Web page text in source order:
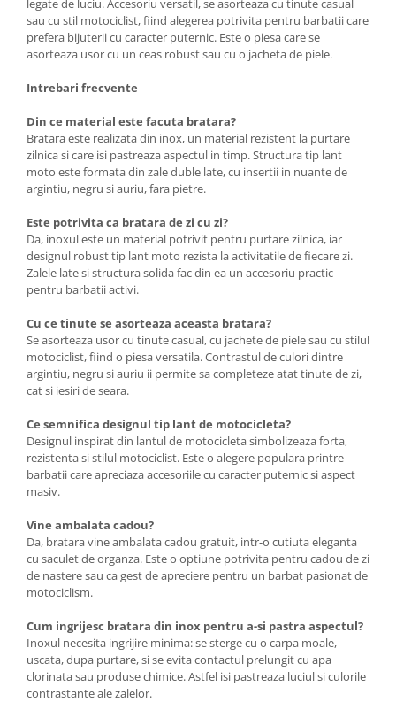
legate de luciu. Accesoriu versatil, se asorteaza cu tinute casual
sau cu stil motociclist, fiind alegerea potrivita pentru barbatii care
prefera bijuterii cu caracter puternic. Este o piesa care se
asorteaza usor cu un ceas robust sau cu o jacheta de piele.
Intrebari frecvente
Din ce material este facuta bratara?
Bratara este realizata din inox, un material rezistent la purtare
zilnica si care isi pastreaza aspectul in timp. Structura tip lant
moto este formata din zale duble late, cu insertii in nuante de
argintiu, negru si auriu, fara pietre.
Este potrivita ca bratara de zi cu zi?
Da, inoxul este un material potrivit pentru purtare zilnica, iar
designul robust tip lant moto rezista la activitatile de fiecare zi.
Zalele late si structura solida fac din ea un accesoriu practic
pentru barbatii activi.
Cu ce tinute se asorteaza aceasta bratara?
Se asorteaza usor cu tinute casual, cu jachete de piele sau cu stilul
motociclist, fiind o piesa versatila. Contrastul de culori dintre
argintiu, negru si auriu ii permite sa completeze atat tinute de zi,
cat si iesiri de seara.
Ce semnifica designul tip lant de motocicleta?
Designul inspirat din lantul de motocicleta simbolizeaza forta,
rezistenta si stilul motociclist. Este o alegere populara printre
barbatii care apreciaza accesoriile cu caracter puternic si aspect
masiv.
Vine ambalata cadou?
Da, bratara vine ambalata cadou gratuit, intr-o cutiuta eleganta
cu saculet de organza. Este o optiune potrivita pentru cadou de zi
de nastere sau ca gest de apreciere pentru un barbat pasionat de
motociclism.
Cum ingrijesc bratara din inox pentru a-si pastra aspectul?
Inoxul necesita ingrijire minima: se sterge cu o carpa moale,
uscata, dupa purtare, si se evita contactul prelungit cu apa
clorinata sau produse chimice. Astfel isi pastreaza luciul si culorile
contrastante ale zalelor.